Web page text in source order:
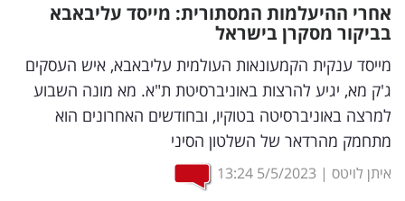
דיגיטל
וטק
שיווק
ופרסום
משפט
אחרי ההיעלמות המסתורית: מייסד עליבאבא
בביקור מסקרן בישראל
מייסד ענקית הקמעונאות העולמית עליבאבא, איש העסקים
ג'ק מא, יגיע להרצות באוניברסיטת ת"א. מא מונה השבוע
למרצה באוניברסיטה בטוקיו, ובחודשים האחרונים הוא
מתחמק מהרדאר של השלטון הסיני
איתן לויטס |
5/5/2023
13:24